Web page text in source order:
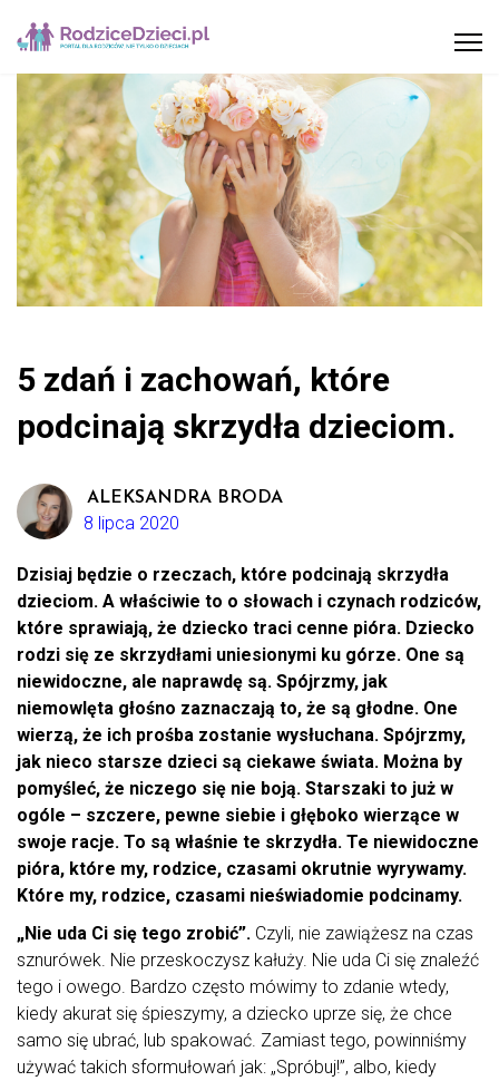
5 zdań i zachowań, które
podcinają skrzydła dzieciom.
ALEKSANDRA BRODA
8 lipca 2020
Dzisiaj będzie o rzeczach, które podcinają skrzydła
dzieciom. A właściwie to o słowach i czynach rodziców,
które sprawiają, że dziecko traci cenne pióra. Dziecko
rodzi się ze skrzydłami uniesionymi ku górze. One są
niewidoczne, ale naprawdę są. Spójrzmy, jak
niemowlęta głośno zaznaczają to, że są głodne. One
wierzą, że ich prośba zostanie wysłuchana. Spójrzmy,
jak nieco starsze dzieci są ciekawe świata. Można by
pomyśleć, że niczego się nie boją. Starszaki to już w
ogóle – szczere, pewne siebie i głęboko wierzące w
swoje racje. To są właśnie te skrzydła. Te niewidoczne
pióra, które my, rodzice, czasami okrutnie wyrywamy.
Które my, rodzice, czasami nieświadomie podcinamy.
„Nie uda Ci się tego zrobić”. Czyli, nie zawiążesz na czas
sznurówek. Nie przeskoczysz kałuży. Nie uda Ci się znaleźć
tego i owego. Bardzo często mówimy to zdanie wtedy,
kiedy akurat się śpieszymy, a dziecko uprze się, że chce
samo się ubrać, lub spakować. Zamiast tego, powinniśmy
używać takich sformułowań jak: „Spróbuj!”, albo, kiedy